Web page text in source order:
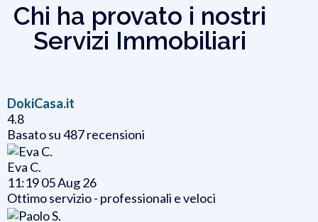
Chi ha provato i nostri
Servizi Immobiliari
DokiCasa.it
4.8
Basato su 487 recensioni
Eva C.
11:19 05 Aug 26
Ottimo servizio - professionali e veloci